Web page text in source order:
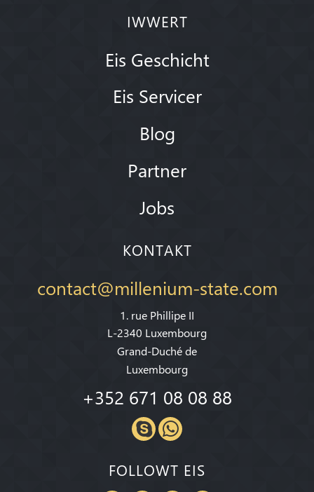
IWWERT
Eis Geschicht
Eis Servicer
Blog
Partner
Jobs
KONTAKT
contact@millenium-state.com
1. rue Phillipe II
L-2340 Luxembourg
Grand-Duché de
Luxembourg
+352 671 08 08 88
FOLLOWT EIS